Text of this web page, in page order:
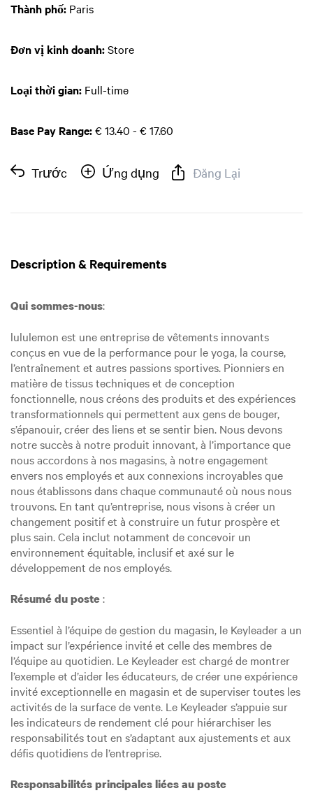
Thành phố: Paris
Đơn vị kinh doanh:Store
Loại thời gian: Full-time
Base Pay Range:€ 13.40 - € 17.60
Trước Ứng dụng Đăng Lại
Description & Requirements
Qui sommes-nous:
lululemon est une entreprise de vêtements innovants
conçus en vue de la performance pour le yoga, la course,
l’entraînement et autres passions sportives. Pionniers en
matière de tissus techniques et de conception
fonctionnelle, nous créons des produits et des expériences
transformationnels qui permettent aux gens de bouger,
s’épanouir, créer des liens et se sentir bien. Nous devons
notre succès à notre produit innovant, à l’importance que
nous accordons à nos magasins, à notre engagement
envers nos employés et aux connexions incroyables que
nous établissons dans chaque communauté où nous nous
trouvons. En tant qu’entreprise, nous visons à créer un
changement positif et à construire un futur prospère et
plus sain. Cela inclut notamment de concevoir un
environnement équitable, inclusif et axé sur le
développement de nos employés.
Résumé du poste:
Essentiel à l’équipe de gestion du magasin, le Keyleader a un
impact sur l’expérience invité et celle des membres de
l’équipe au quotidien. Le Keyleader est chargé de montrer
l’exemple et d’aider les éducateurs, de créer une expérience
invité exceptionnelle en magasin et de superviser toutes les
activités de la surface de vente. Le Keyleader s’appuie sur
les indicateurs de rendement clé pour hiérarchiser les
responsabilités tout en s’adaptant aux ajustements et aux
défis quotidiens de l’entreprise.
Responsabilités principales liées au poste